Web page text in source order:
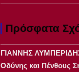
Πρόσφατα
ΓΙΑΝΝΗΣ
Οδύνης και Πένθους